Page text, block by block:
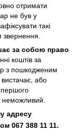
отримати
не був у
такі
звернення.
за собою право
коштів за
з пошкодженим
або
неможливий.
адресу
067 388 11 11.